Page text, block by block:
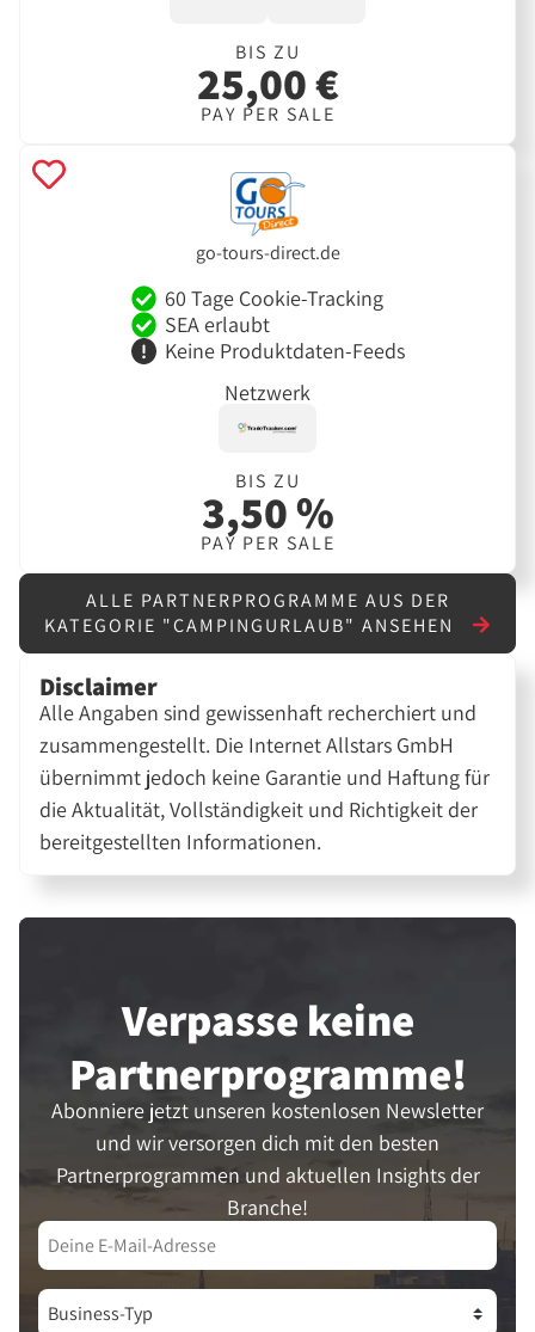
BIS ZU
25,00 €
PAY PER SALE
go-tours-direct.de
60 Tage Cookie-Tracking
SEA erlaubt
Keine Produktdaten-Feeds
Netzwerk
BIS ZU
3,50 %
PAY PER SALE
ALLE PARTNERPROGRAMME AUS DER
KATEGORIE "CAMPINGURLAUB" ANSEHEN
Disclaimer
Alle Angaben sind gewissenhaft recherchiert und
zusammengestellt. Die Internet Allstars GmbH
übernimmt jedoch keine Garantie und Haftung für
die Aktualität, Vollständigkeit und Richtigkeit der
bereitgestellten Informationen.
Verpasse keine
Partner­programme!
Abonniere jetzt unseren kostenlosen Newsletter
und wir versorgen dich mit den besten
Partnerprogrammen und aktuellen Insights der
Branche!